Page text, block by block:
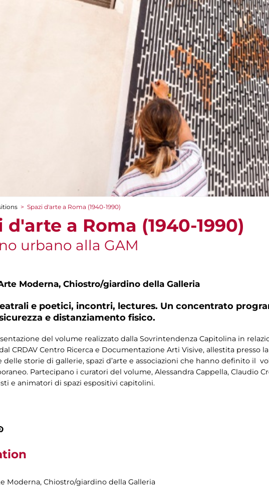
> Spazi d'arte a Roma (1940-1990)
d'arte a Roma (1940-1990)
urbano alla GAM
Moderna, Chiostro/giardino della Galleria
e poetici, incontri, lectures. Un concentrato
e distanziamento fisico.
del volume realizzato dalla Sovrintendenza Capitolina in
CRDAV Centro Ricerca e Documentazione Arti Visive, allestita presso
delle storie di gallerie, spazi d’arte e associazioni che hanno definito il
Partecipano i curatori del volume, Alessandra Cappella, Claudio
e animatori di spazi espositivi capitolini.
Moderna, Chiostro/giardino della Galleria